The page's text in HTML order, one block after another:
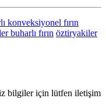
konveksiyonel fırın
buharlı fırın öztiryakiler
bilgiler için lütfen iletişim